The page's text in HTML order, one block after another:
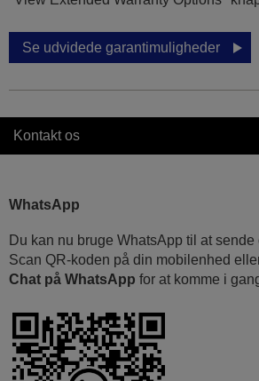
Se udvidede garantimuligheder
Kontakt os
WhatsApp
Du kan nu bruge WhatsApp til at
Scan QR-koden på din mobilenhed
Chat på WhatsApp for at komme i